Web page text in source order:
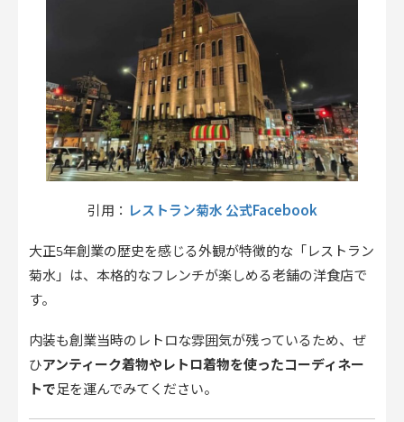
引用： レストラン菊水 公式Facebook
大正5年創業の歴史を感じる外観が特徴的な「レストラン
菊水」は、本格的なフレンチが楽しめる老舗の洋食店で
す。
内装も創業当時のレトロな雰囲気が残っているため、ぜ
ひアンティーク着物やレトロ着物を使ったコーディネー
トで足を運んでみてください。